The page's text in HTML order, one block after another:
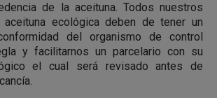
de la aceituna. Todos nuestros
ecológica deben de tener un
del organismo de control
y facilitarnos un parcelario con su
el cual será revisado antes de